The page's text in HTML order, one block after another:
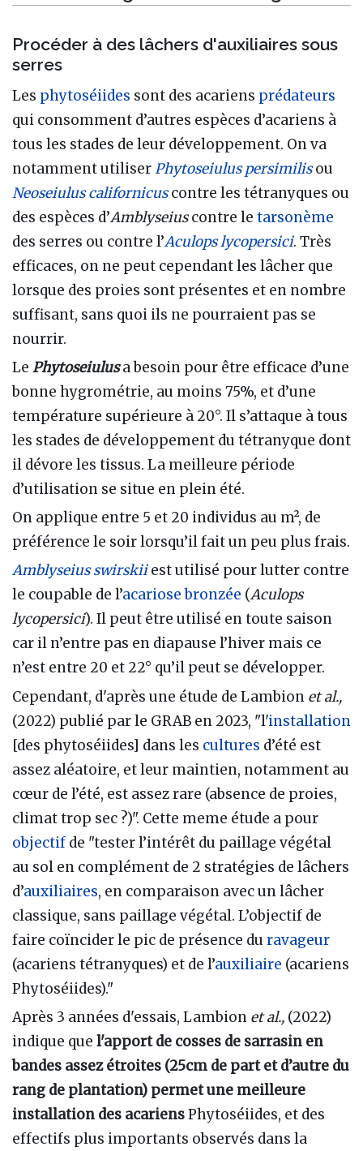
Procéder à des lâchers d'auxiliaires sous
serres
Les phytoséiides sont des acariens prédateurs
qui consomment d’autres espèces d’acariens à
tous les stades de leur développement. On va
notamment utiliserPhytoseiulus persimilisou
Neoseiulus californicuscontre les tétranyques ou
des espèces d’Amblyseiuscontre le tarsonème
des serres ou contre l’Aculops lycopersici. Très
efficaces, on ne peut cependant les lâcher que
lorsque des proies sont présentes et en nombre
suffisant, sans quoi ils ne pourraient pas se
nourrir.
Le Phytoseiulusa besoin pour être efficace d’une
bonne hygrométrie, au moins 75%, et d’une
température supérieure à 20°. Il s’attaque à tous
les stades de développement du tétranyque dont
il dévore les tissus. La meilleure période
d’utilisation se situe en plein été.
On applique entre 5 et 20 individus au m², de
préférence le soir lorsqu’il fait un peu plus frais.
Amblyseius swirskiiest utilisé pour lutter contre
le coupable de l’acariose bronzée (Aculops
lycopersici). Il peut être utilisé en toute saison
car il n’entre pas en diapause l’hiver mais ce
n’est entre 20 et 22° qu’il peut se développer.
Cependant, d'après une étude de Lambion et al.,
(2022) publié par le GRAB en 2023, "l'installation
[des phytoséiides] dans les cultures d’été est
assez aléatoire, et leur maintien, notamment au
cœur de l’été, est assez rare (absence de proies,
climat trop sec ?)". Cette meme étude a pour
objectif de "tester l’intérêt du paillage végétal
au sol en complément de 2 stratégies de lâchers
d’auxiliaires, en comparaison avec un lâcher
classique, sans paillage végétal. L’objectif de
faire coïncider le pic de présence du ravageur
(acariens tétranyques) et de l’auxiliaire (acariens
Phytoséiides)."
Après 3 années d'essais, Lambion et al., (2022)
indique que l'apport de cosses de sarrasin en
bandes assez étroites (25cm de part et d’autre du
rang de plantation) permet une meilleure
installation des acariensPhytoséiides, et des
effectifs plus importants observés dans la